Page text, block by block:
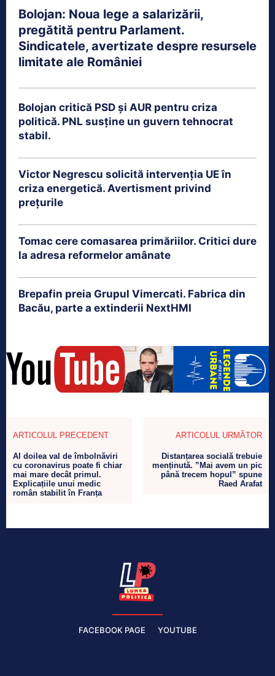
Bolojan: Noua lege a salarizării,
pregătită pentru Parlament.
Sindicatele, avertizate despre resursele
limitate ale României
Bolojan critică PSD și AUR pentru criza
politică. PNL susține un guvern tehnocrat
stabil.
Victor Negrescu solicită intervenția UE în
criza energetică. Avertisment privind
prețurile
Tomac cere comasarea primăriilor. Critici dure
la adresa reformelor amânate
Brepafin preia Grupul Vimercati. Fabrica din
Bacău, parte a extinderii NextHMI
ARTICOLUL PRECEDENT
Al doilea val de îmbolnăviri
cu coronavirus poate fi chiar
mai mare decât primul.
Explicațiile unui medic
român stabilit în Franța
ARTICOLUL URMĂTOR
Distanțarea socială trebuie
menținută. ”Mai avem un pic
până trecem hopul” spune
Raed Arafat
FACEBOOK PAGE YOUTUBE